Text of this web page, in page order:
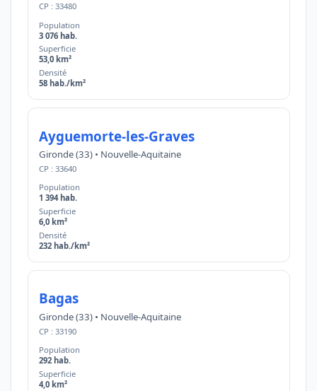
CP : 33480
Population
3 076 hab.
Superficie
53,0 km²
Densité
58 hab./km²
Ayguemorte-les-Graves
Gironde (33) • Nouvelle-Aquitaine
CP : 33640
Population
1 394 hab.
Superficie
6,0 km²
Densité
232 hab./km²
Bagas
Gironde (33) • Nouvelle-Aquitaine
CP : 33190
Population
292 hab.
Superficie
4,0 km²